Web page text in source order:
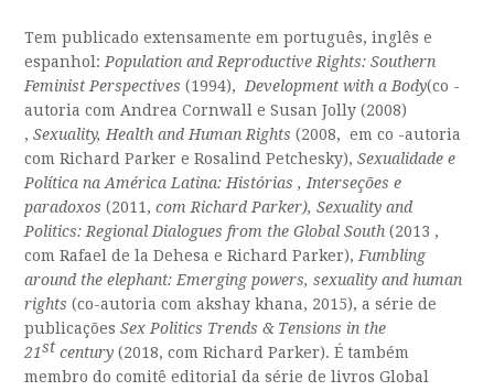
Tem publicado extensamente em português, inglês e
espanhol:Population and Reproductive Rights: Southern
Feminist Perspectives (1994),Development with a Body(co -
autoria com Andrea Cornwall e Susan Jolly (2008)
,Sexuality, Health and Human Rights (2008, em co -autoria
com Richard Parker e Rosalind Petchesky),Sexualidade e
Política na América Latina: Histórias , Interseções e
paradoxos (2011,com Richard Parker), Sexuality and
Politics: Regional Dialogues from the Global South (2013 ,
com Rafael de la Dehesa e Richard Parker),Fumbling
around the elephant: Emerging powers, sexuality and human
rights(co-autoria com akshay khana, 2015), a série de
publicaçõesSex Politics Trends & Tensions in the
21st century (2018, com Richard Parker). É também
membro do comitê editorial da série de livros Global